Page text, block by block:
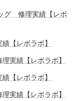
グ 修理実績【レボ
【レボラボ】
実績【レボラボ】
【レボラボ】
実績【レボラボ】